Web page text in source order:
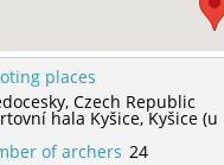
places
Czech Republic
hala Kyšice,Kyšice
of archers 24